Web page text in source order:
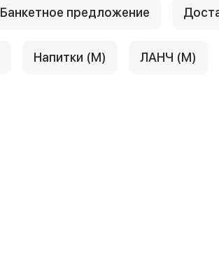
Банкетное предложение
Напитки (М) ЛАНЧ (М)